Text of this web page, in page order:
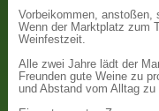
Vorbeikommen, anstoßen,
Wenn der Marktplatz zum
Weinfestzeit.
Alle zwei Jahre lädt der
Freunden gute Weine zu
und Abstand vom Alltag zu